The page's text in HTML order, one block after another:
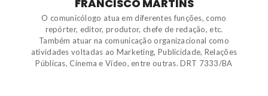
FRANCISCO MARTINS
O comunicólogo atua em diferentes funções, como
repórter, editor, produtor, chefe de redação, etc.
Também atuar na comunicação organizacional como
atividades voltadas ao Marketing, Publicidade, Relações
Públicas, Cinema e Vídeo, entre outras. DRT 7333/BA